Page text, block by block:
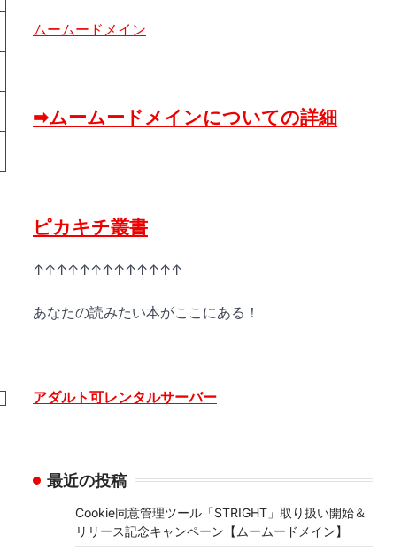
ムームードメイン
➡ムームードメインについての詳細
ピカキチ叢書
↑↑↑↑↑↑↑↑↑↑↑↑↑
あなたの読みたい本がここにある！
アダルト可レンタルサーバー
最近の投稿
Cookie同意管理ツール「STRIGHT」取り扱い開始＆
リリース記念キャンペーン【ムームードメイン】